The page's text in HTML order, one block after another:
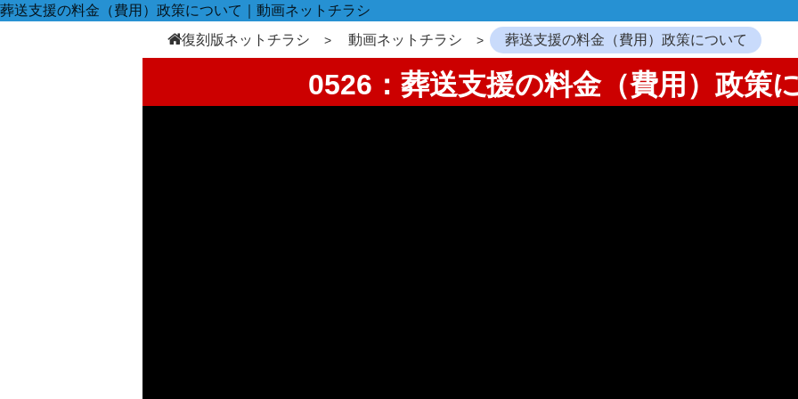
葬送支援の料金（費用）政策について｜動画ネットチラシ
復刻版ネットチラシ
動画ネットチラシ 葬送支援の料金（費用）政策について
0526：葬送支援の料金（費用）政策